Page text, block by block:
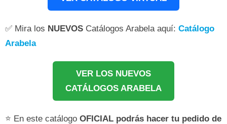
✅ Mira los NUEVOS Catálogos Arabela aquí: Catálogo
Arabela
VER LOS NUEVOS
CATÁLOGOS ARABELA
⭐ En este catálogo OFICIAL podrás hacer tu pedido de